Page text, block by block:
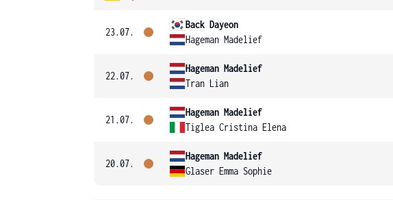
23.07.
Back Dayeon
Hageman Madelief
22.07.
Hageman Madelief
Tran Lian
21.07.
Hageman Madelief
Tiglea Cristina Elena
20.07.
Hageman Madelief
Glaser Emma Sophie